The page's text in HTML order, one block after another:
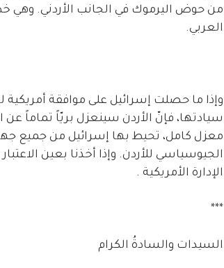
من حوض اليرموك في الجانب الأردني.
العربي.
وإذا ما حصلت إسرائيل على موافقة
سيادتها، فإنّ الأردن سينعزل بريّاً تماماً
معزل كامل، تحيط بها إسرائيل من جميع
الجيوسياسي للأردن. وإذا أخذنا بعين
الإدارة الأمريكية .
***
السيدات والسادةُ الكرام